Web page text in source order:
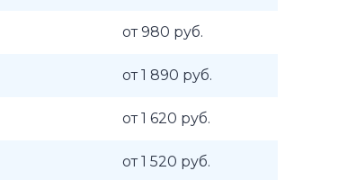
от 980 руб.
от 1 890 руб.
от 1 620 руб.
от 1 520 руб.